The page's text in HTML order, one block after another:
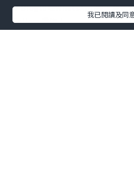
U Blog開咗WhatsApp啦！發掘
Follow 我哋！
我已閱讀及同